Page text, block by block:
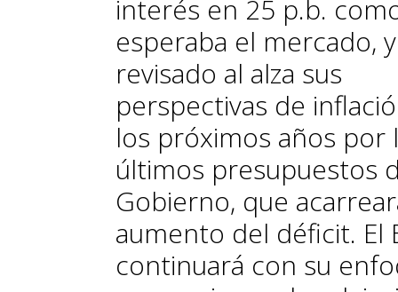
interés en 25 p.b.
esperaba el mercado, y
revisado al alza sus
perspectivas de
los próximos años por
últimos presupuestos
Gobierno, que
aumento del déficit. El
continuará con su